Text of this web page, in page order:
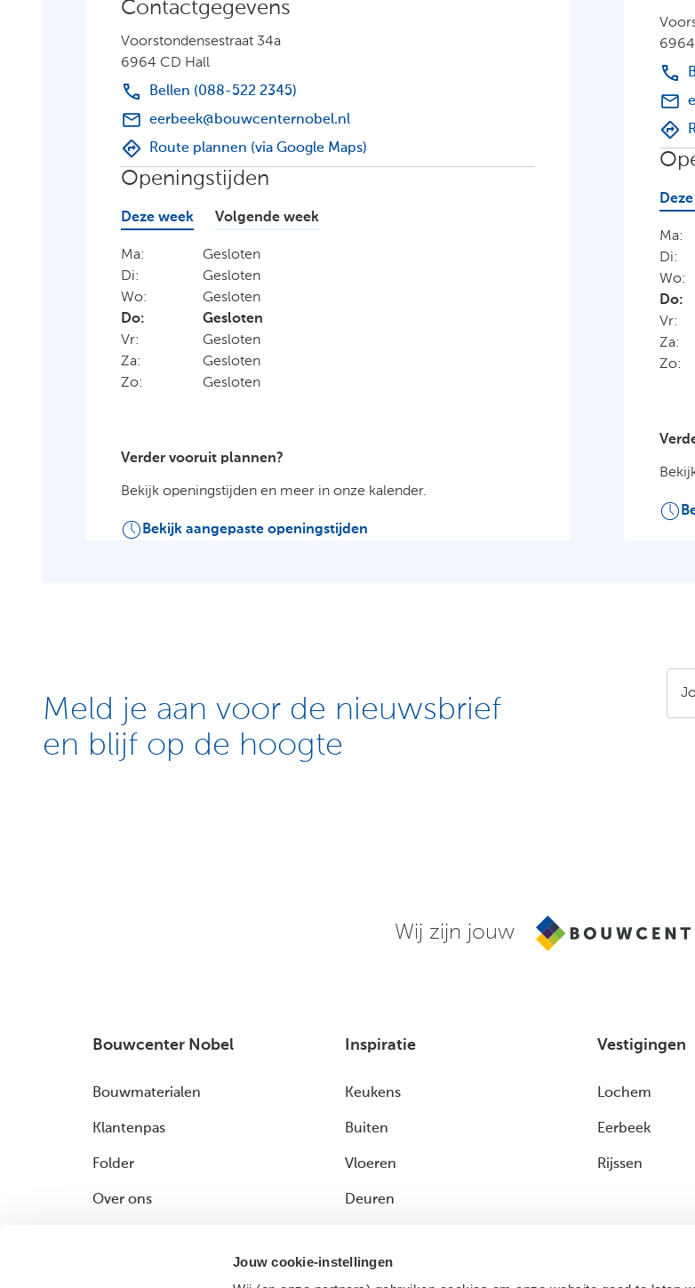
Jouw cookie-instellingen
Contactgegevens
Voorstondensestraat 34a
6964 CD Hall
Bellen (088-522 2345)
eerbeek@bouwcenternobel.nl
Route plannen (via Google Maps)
Openingstijden
Deze week Volgende week
Ma:
Gesloten
Di:
Gesloten
Wo:
Gesloten
Do:
Gesloten
Vr:
Gesloten
Za:
Gesloten
Zo:
Gesloten
Verder vooruit plannen?
Bekijk openingstijden en meer in onze kalender.
Bekijk aangepaste openingstijden
Ma:
Di:
Wo:
Do:
Vr:
Za:
Zo:
Meld je aan voor de nieuwsbrief
en blijf op de hoogte
Wij zijn jouw
Bouwcenter Nobel
Bouwmaterialen
Klantenpas
Folder
Over ons
Inspiratie
Keukens
Buiten
Vloeren
Deuren
Badkamers
Vestigingen
Lochem
Eerbeek
Rijssen